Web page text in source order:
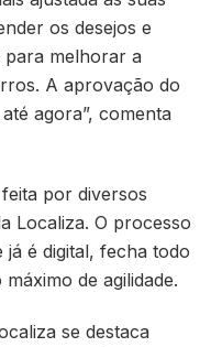
os desejos e
para melhorar a
A aprovação do
agora”, comenta
por diversos
Localiza. O processo
é digital, fecha todo
de agilidade.
se destaca